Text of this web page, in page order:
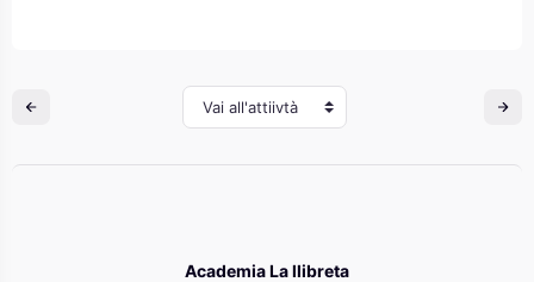
Vai all'attiivtà
Academia La llibreta